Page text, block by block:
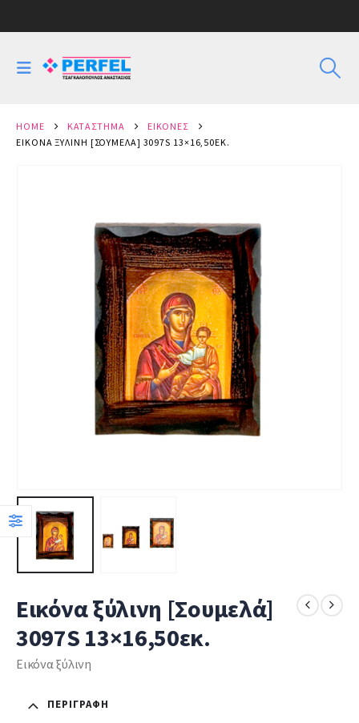
HOME ΚΑΤΆΣΤΗΜΑ
ΕΙΚΌΝΕΣ
ΕΙΚΌΝΑ ΞΎΛΙΝΗ [ΣΟΥΜΕΛΆ] 3097S 13×16,50ΕΚ.
Εικόνα ξύλινη [Σουμελά]
3097S 13×16,50εκ.
Εικόνα ξύλινη
ΠΕΡΙΓΡΑΦΉ